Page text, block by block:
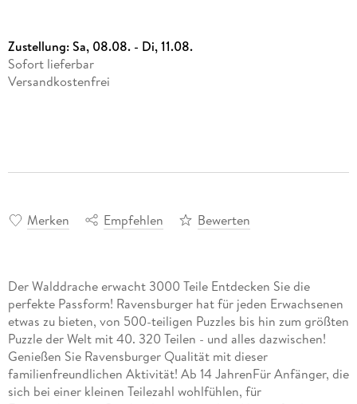
Zustellung:Sa, 08.08. - Di, 11.08.
Sofort lieferbar
Versandkostenfrei
Merken Empfehlen Bewerten
Der Walddrache erwacht 3000 Teile Entdecken Sie die
perfekte Passform! Ravensburger hat für jeden Erwachsenen
etwas zu bieten, von 500-teiligen Puzzles bis hin zum größten
Puzzle der Welt mit 40. 320 Teilen - und alles dazwischen!
Genießen Sie Ravensburger Qualität mit dieser
familienfreundlichen Aktivität! Ab 14 JahrenFür Anfänger, die
sich bei einer kleinen Teilezahl wohlfühlen, für